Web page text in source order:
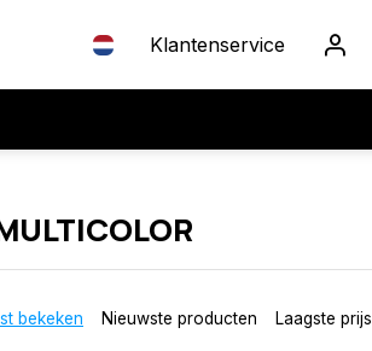
Klantenservice
bekeken Nieuwste producten Laagste prijs